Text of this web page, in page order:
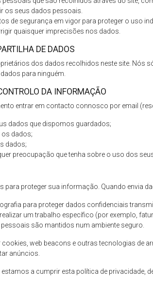
os seus dados pessoais.
de segurança em vigor para proteger o uso
quaisquer imprecisões nos dados.
DE DADOS
dos dados recolhidos neste site. Nós
para ninguém.
DA INFORMAÇÃO
entrar em contacto connosco por email (
dados que dispomos guardados;
dados;
dados;
preocupação que tenha sobre o uso dos
para proteger sua informação. Quando envia
para proteger dados confidenciais
um trabalho específico (por exemplo,
são mantidos num ambiente seguro.
web beacons e outras tecnologias de
anúncios.
estamos a cumprir esta política de privacidade,